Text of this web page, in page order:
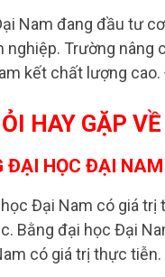
Nam đang đầu tư
nghiệp. Trường
kết chất lượng
HAY GẶP
ĐẠI HỌC ĐẠI
Đại Nam có giá trị
Bằng đại học Đại
có giá trị thực tiễn.